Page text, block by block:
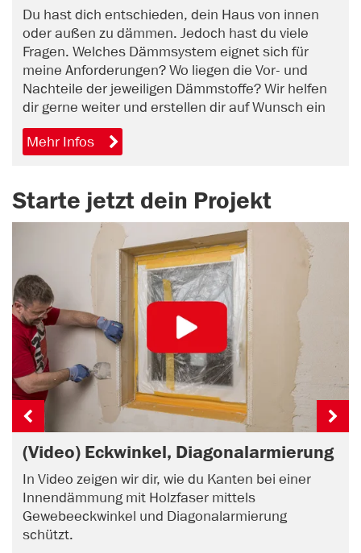
Du hast dich entschieden, dein Haus von innen
oder außen zu dämmen. Jedoch hast du viele
Fragen. Welches Dämmsystem eignet sich für
meine Anforderungen? Wo liegen die Vor- und
Nachteile der jeweiligen Dämmstoffe? Wir helfen
dir gerne weiter und erstellen dir auf Wunsch ein
unverbindliches Angebot. Vereinbare jetzt online
einen Beratungstermin.
Mehr Infos
Starte jetzt dein Projekt
(Video) Eckwinkel, Diagonalarmierung
In Video zeigen wir dir, wie du Kanten bei einer
Innendämmung mit Holzfaser mittels
Gewebeeckwinkel und Diagonalarmierung
schützt.